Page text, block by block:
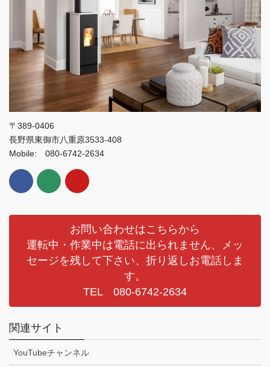
〒389-0406
長野県東御市八重原3533-408
Mobile: 080-6742-2634
お問い合わせはこちらから
運転中・作業中は電話に出られません、メッ
セージを残して下さい、折り返しお電話しま
す。
TEL 080-6742-2634
関連サイト
YouTubeチャンネル